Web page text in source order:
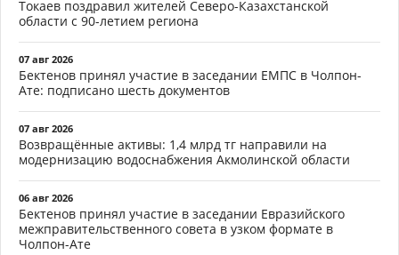
Токаев поздравил жителей Северо-Казахстанской
области с 90-летием региона
07 авг 2026
Бектенов принял участие в заседании ЕМПС в Чолпон-
Ате: подписано шесть документов
07 авг 2026
Возвращённые активы: 1,4 млрд тг направили на
модернизацию водоснабжения Акмолинской области
06 авг 2026
Бектенов принял участие в заседании Евразийского
межправительственного совета в узком формате в
Чолпон-Ате